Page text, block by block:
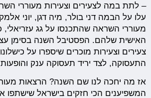
– לתת במה לצעירים וצעירות מעוררי
עלו על הבמה דני בולר, מיה דגן, יוני
מעוררי השראה שהתכנסו על גג
האישית שלהם. הפסטיבל השנה בסימן
צעירים וצעירות מוכרים שיספרו על
התעסוקה, לצד יריד תעסוקה ענק
אז מה יחכה לנו שם השנה? הרצאות
המשפיענים הכי חזקים בישראל